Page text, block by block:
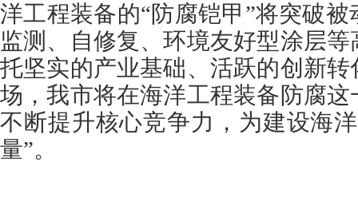
洋工程装备的“防腐铠甲”将突破
监测、自修复、环境友好型涂层
托坚实的产业基础、活跃的创新
场，我市将在海洋工程装备防腐
不断提升核心竞争力，为建设海
量”。